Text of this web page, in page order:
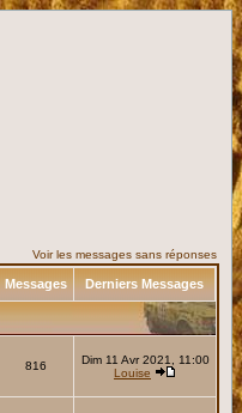
Voir les messages sans réponses
Messages Derniers Messages
816
Dim 11 Avr 2021, 11:00
Louise